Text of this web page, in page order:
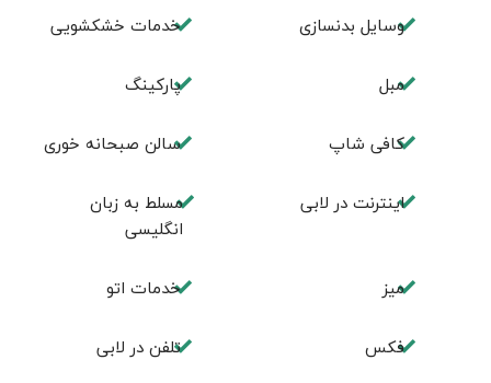
وسایل بدنسازی خدمات خشکشویی
مبل پاركينگ
كافی شاپ سالن صبحانه خوری
اينترنت در لابی
مسلط به زبان
انگليسی
ميز خدمات اتو
فكس تلفن در لابی